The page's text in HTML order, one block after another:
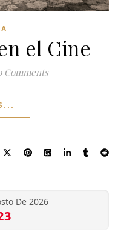
el Cine
Comments
De 2026